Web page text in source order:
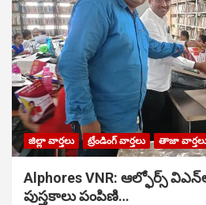
జిల్లా వార్తలు ట్రేండింగ్ వార్తలు తాజా
Alphores VNR: ఆల్ఫోర్స్
పుస్తకాలు పంపిణి…